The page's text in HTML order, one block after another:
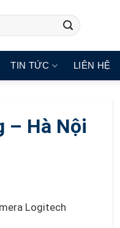
TIN TỨC LIÊN HỆ
– Hà Nội
Logitech